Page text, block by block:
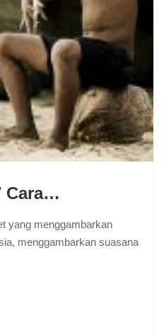
Cara…
yang menggambarkan
menggambarkan suasana